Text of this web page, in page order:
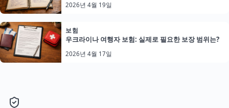
2026년 4월 19일
보험
우크라이나 여행자 보험: 실제로 필요한 보장 범위는?
2026년 4월 17일